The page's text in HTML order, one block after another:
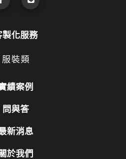
製化服務
服裝類
績案例
問與答
新消息
關於我們